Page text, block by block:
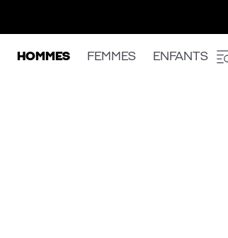
HOMMES FEMMES ENFANTS